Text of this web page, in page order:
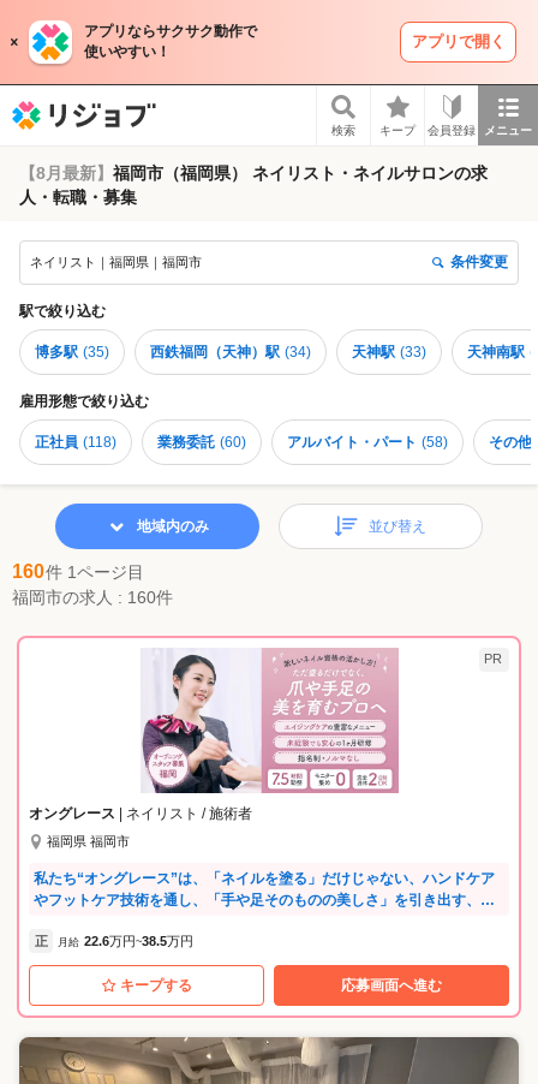
アプリならサクサク動作で
使いやすい！
アプリで開く
検索 キープ 会員登録 メニュー
【8月最新】 福岡市（福岡県） ネイリスト・ネイルサロンの求
人・転職・募集
ネイリスト｜福岡県｜福岡市 条件変更
駅で絞り込む
博多駅 (35) 西鉄福岡（天神）駅 (34) 天神駅 (33) 天神南駅 (
雇用形態で絞り込む
正社員 (118) 業務委託 (60) アルバイト・パート (58) その他
160件 1ページ目
福岡市の求人 : 160件
地域内のみ 並び替え
PR
オングレース | ネイリスト / 施術者
福岡県 福岡市
私たち“オングレース”は、「ネイルを塗る」だけじゃない、ハンドケア
やフットケア技術を通し、「手や足そのものの美しさ」を引き出す、他
「デジャヴュ」「オペラ」「ハトムギ化粧水」など、ヒット商品を手掛
ける大手化粧品メーカーピアスグループの一員です。人気ブランドを手
掛ける安定企業だからこそ、充実した福利厚生をご用意しています。 ⭐
経験が浅くても、ブランクがあってもOK ネイリストの資格をお持ちで
通し、知識もスキルもしっかり身につけられます。 ⭐洗練された接客ス
キルが身につく 私たちのお店は、全て百貨店に展開しています。だから
正 月給 22.6万円~38.5万円
キープする 応募画面へ進む